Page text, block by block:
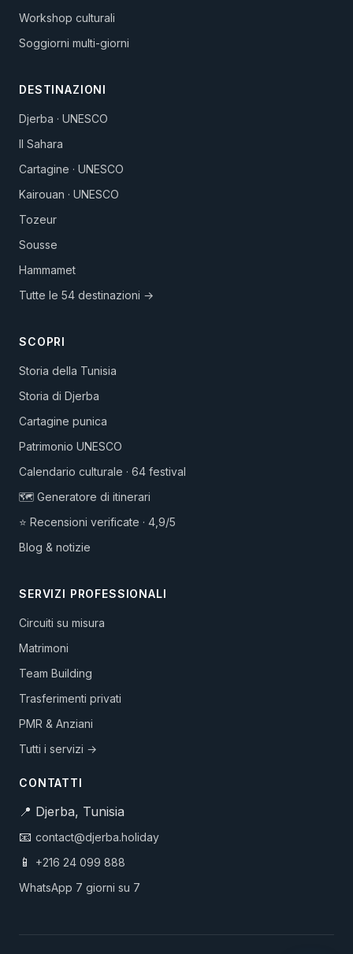
Workshop culturali
Soggiorni multi-giorni
DESTINAZIONI
Djerba · UNESCO
Il Sahara
Cartagine · UNESCO
Kairouan · UNESCO
Tozeur
Sousse
Hammamet
Tutte le 54 destinazioni →
SCOPRI
Storia della Tunisia
Storia di Djerba
Cartagine punica
Patrimonio UNESCO
Calendario culturale · 64 festival
🗺️ Generatore di itinerari
⭐ Recensioni verificate · 4,9/5
Blog & notizie
SERVIZI PROFESSIONALI
Circuiti su misura
Matrimoni
Team Building
Trasferimenti privati
PMR & Anziani
Tutti i servizi →
CONTATTI
📍 Djerba, Tunisia
📧 contact@djerba.holiday
📱
+216 24 099 888
WhatsApp 7 giorni su 7